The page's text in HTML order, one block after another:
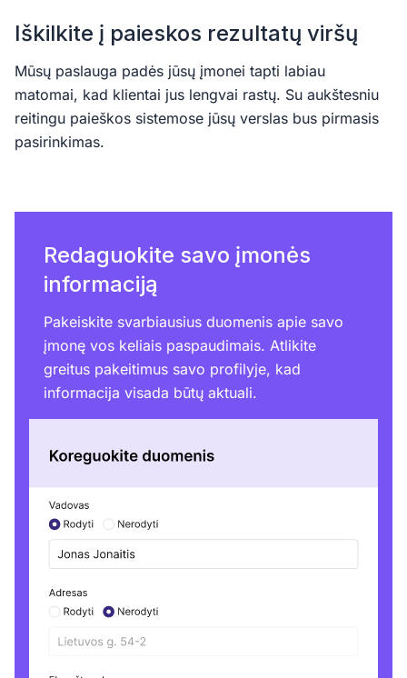
Iškilkite į paieskos rezultatų viršų
Mūsų paslauga padės jūsų įmonei tapti labiau
matomai, kad klientai jus lengvai rastų. Su aukštesniu
reitingu paieškos sistemose jūsų verslas bus pirmasis
pasirinkimas.
Redaguokite savo įmonės
informaciją
Pakeiskite svarbiausius duomenis apie savo
įmonę vos keliais paspaudimais. Atlikite
greitus pakeitimus savo profilyje, kad
informacija visada būtų aktuali.